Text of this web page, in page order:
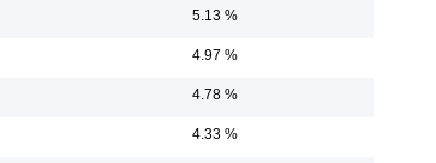
5.13 %
4.97 %
4.78 %
4.33 %